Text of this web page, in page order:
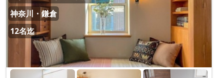
神奈川・鎌倉
12名迄